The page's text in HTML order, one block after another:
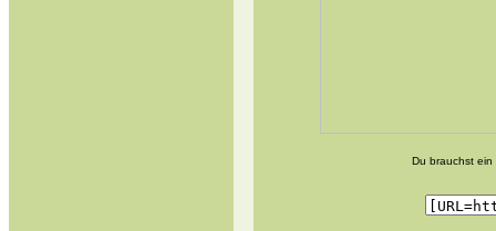
Du brauchst ein